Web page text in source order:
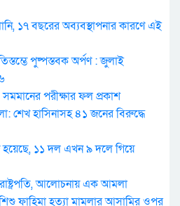
১৭ বছরের অব্যবস্থাপনার কারণে এই
পুষ্পস্তবক অর্পণ : জুলাই
পরীক্ষার ফল প্রকাশ
শেখ হাসিনাসহ ৪১ জনের বিরুদ্ধে
১১ দল এখন ৯ দলে গিয়ে
আলোচনায় এক আমলা
ফাহিমা হত্যা মামলার আসামির ওপর